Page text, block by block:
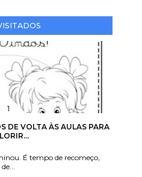
DE VOLTA ÀS AULAS PARA
É tempo de recomeço,
de...